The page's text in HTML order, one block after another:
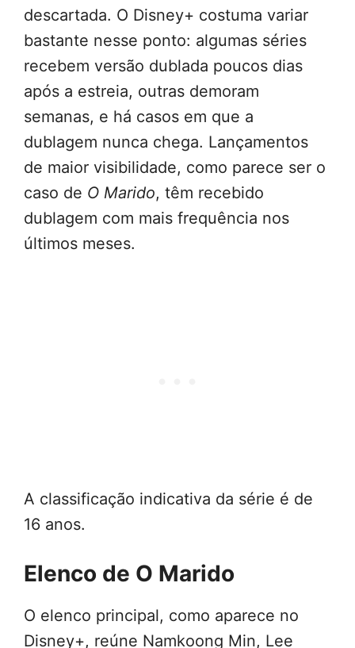
descartada. O Disney+ costuma variar
bastante nesse ponto: algumas séries
recebem versão dublada poucos dias
após a estreia, outras demoram
semanas, e há casos em que a
dublagem nunca chega. Lançamentos
de maior visibilidade, como parece ser o
caso de O Marido, têm recebido
dublagem com mais frequência nos
últimos meses.
A classificação indicativa da série é de
16 anos.
Elenco de O Marido
O elenco principal, como aparece no
Disney+, reúne Namkoong Min, Lee